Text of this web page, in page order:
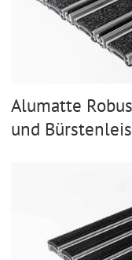
Alumatte
und